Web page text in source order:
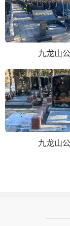
九龙山
九龙山